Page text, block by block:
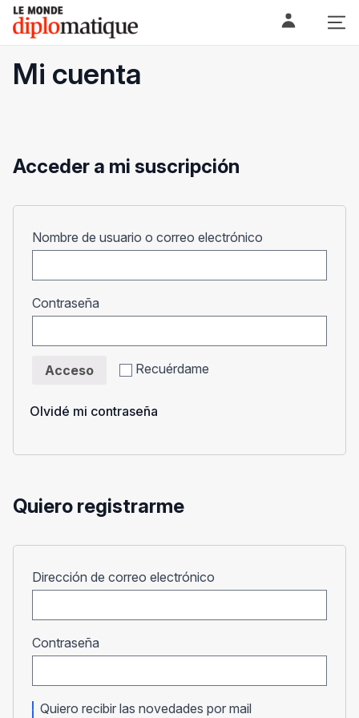
Skip
content
Le monde diplomatique
Mi cuenta
Acceder a mi suscripción
Nombre de usuario o correo electrónico
Contraseña
Recuérdame
Acceso
Olvidé mi contraseña
Quiero registrarme
Dirección de correo electrónico
Contraseña
Quiero recibir las novedades por mail